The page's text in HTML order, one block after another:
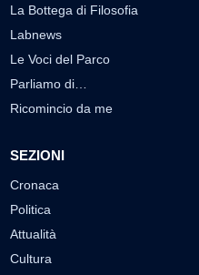
La Bottega di Filosofia
Labnews
Le Voci del Parco
Parliamo di…
Ricomincio da me
SEZIONI
Cronaca
Politica
Attualità
Cultura